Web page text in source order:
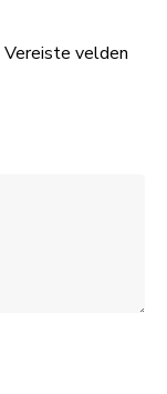
Vereiste velden